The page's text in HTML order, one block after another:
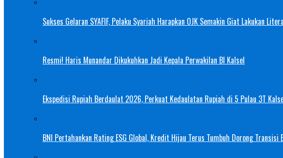
Sukses Gelaran SYAFIF, Pelaku Syariah Harapkan OJK Semakin Giat Lakukan
Resmi! Haris Munandar Dikukuhkan Jadi Kepala Perwakilan BI Kalsel
Ekspedisi Rupiah Berdaulat 2026, Perkuat Kedaulatan Rupiah di 5 Pulau 3T
BNI Pertahankan Rating ESG Global, Kredit Hijau Terus Tumbuh Dorong Transisi